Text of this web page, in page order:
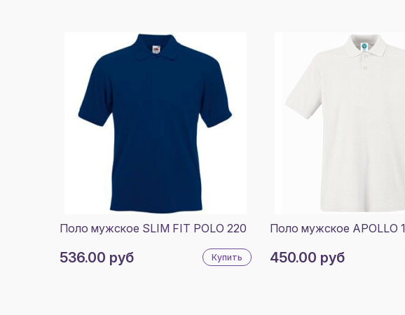
Поло мужское SLIM FIT POLO 220
536.00 руб Купить
Поло мужское APOLLO
450.00 руб